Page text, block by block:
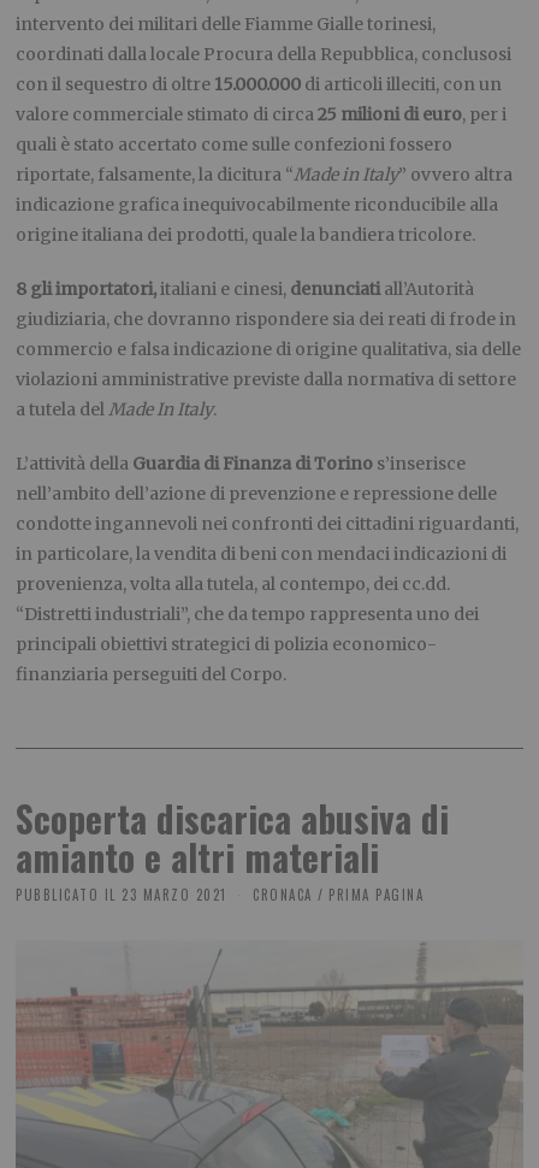
intervento dei militari delle Fiamme Gialle torinesi,
coordinati dalla locale Procura della Repubblica, conclusosi
con il sequestro di oltre 15.000.000 di articoli illeciti, con un
valore commerciale stimato di circa25 milioni di euro, per i
quali è stato accertato come sulle confezioni fossero
riportate, falsamente, la dicitura “Made in Italy” ovvero altra
indicazione grafica inequivocabilmente riconducibile alla
origine italiana dei prodotti, quale la bandiera tricolore.
8 gli importatori,italiani e cinesi, denunciatiall’Autorità
giudiziaria, che dovranno rispondere sia dei reati di frode in
commercio e falsa indicazione di origine qualitativa, sia delle
violazioni amministrative previste dalla normativa di settore
a tutela delMade In Italy.
L’attività della Guardia di Finanza di Torino s’inserisce
nell’ambito dell’azione di prevenzione e repressione delle
condotte ingannevoli nei confronti dei cittadini riguardanti,
in particolare, la vendita di beni con mendaci indicazioni di
provenienza, volta alla tutela, al contempo, dei cc.dd.
“Distretti industriali”, che da tempo rappresenta uno dei
principali obiettivi strategici di polizia economico-
finanziaria perseguiti del Corpo.
Scoperta discarica abusiva di
amianto e altri materiali
PUBBLICATO IL 23 MARZO 2021 CRONACA / PRIMA PAGINA